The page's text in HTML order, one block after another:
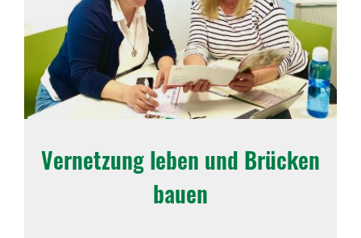
Vernet­zung leben und Brücken
bauen